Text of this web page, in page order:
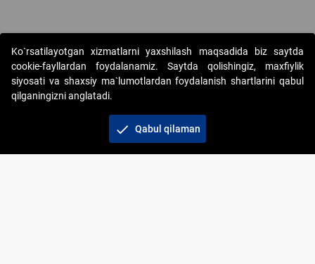
Copyright © 2017-2026. "Elektron onlayn-auksionlarni
tashkil etish" AJ. Barcha huquqlar himoyalangan
Ko`rsatilayotgan xizmatlarni yaxshilash maqsadida biz saytda
cookie-fayllardan foydalanamiz. Saytda qolishingiz, maxfiylik
siyosati va shaxsiy ma`lumotlardan foydalanish shartlarini qabul
qilganingizni anglatadi.
check Qabul qilaman